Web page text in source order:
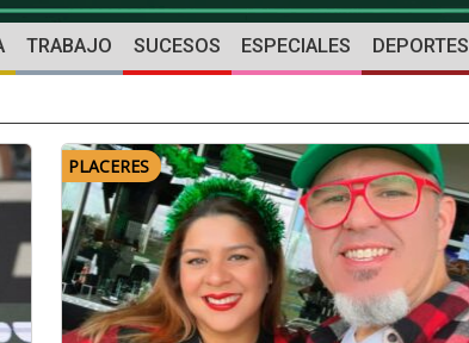
TRABAJO SUCESOS ESPECIALES DEPORTES
PLACERES